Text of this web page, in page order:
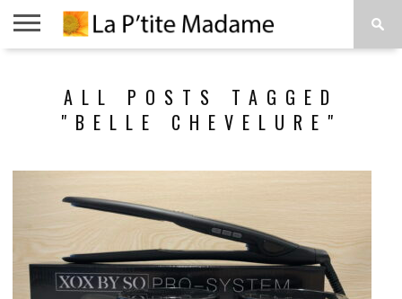
VIVRE
PROPOSALL POSTS TAGGED
"BELLE CHEVELURE"